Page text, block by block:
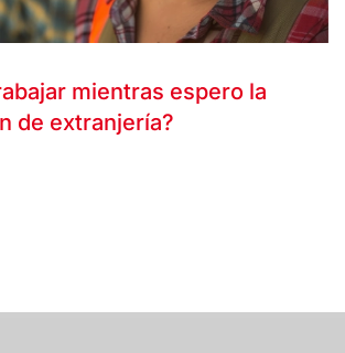
mientras espero la
de extranjería?